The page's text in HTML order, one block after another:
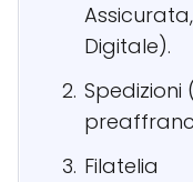
Digitale).
Spedizioni
Filatelia